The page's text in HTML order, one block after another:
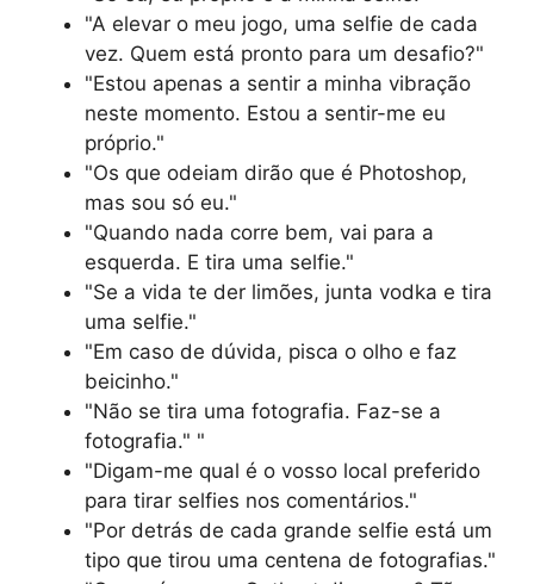
"A elevar o meu jogo, uma selfie de cada
vez. Quem está pronto para um desafio?"
"Estou apenas a sentir a minha vibração
neste momento. Estou a sentir-me eu
próprio."
"Os que odeiam dirão que é Photoshop,
mas sou só eu."
"Quando nada corre bem, vai para a
esquerda. E tira uma selfie."
"Se a vida te der limões, junta vodka e tira
uma selfie."
"Em caso de dúvida, pisca o olho e faz
beicinho."
"Não se tira uma fotografia. Faz-se a
fotografia." "
"Digam-me qual é o vosso local preferido
para tirar selfies nos comentários."
"Por detrás de cada grande selfie está um
tipo que tirou uma centena de fotografias."